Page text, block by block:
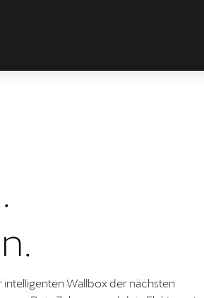
intelligenten Wallbox der nächsten